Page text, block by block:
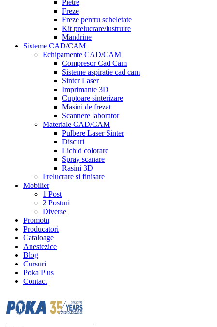
Pietre
Freze
Freze pentru scheletate
Kit prelucrare/lustruire
Mandrine
Sisteme CAD/CAM
Echipamente CAD/CAM
Compresor Cad Cam
Sisteme aspiratie cad cam
Sinter Laser
Imprimante 3D
Cuptoare sinterizare
Masini de frezat
Scannere laborator
Materiale CAD/CAM
Pulbere Laser Sinter
Discuri
Lichid colorare
Spray scanare
Rasini 3D
Prelucrare si finisare
Mobilier
1 Post
2 Posturi
Diverse
Promotii
Producatori
Cataloage
Anestezice
Blog
Cursuri
Poka Plus
Contact